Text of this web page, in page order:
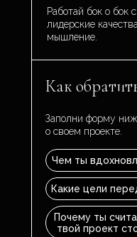
Как
Заполни форму
о своем проекте.
Чем ты
Какие цели
Почему ты
твой проект
Работай бок о бок
лидерские
мышление.